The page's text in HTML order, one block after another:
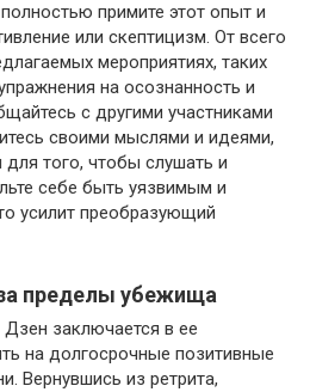
примите этот опыт и
или скептицизм. От всего
мероприятиях, таких
на осознанность и
с другими участниками
своими мыслями и идеями,
того, чтобы слушать и
себе быть уязвимым и
усилит преобразующий
пределы убежища
Дзен заключается в ее
на долгосрочные позитивные
Вернувшись из ретрита,